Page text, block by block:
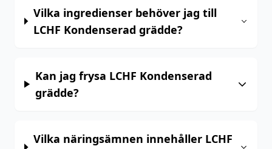
Vilka ingredienser behöver jag till
LCHF Kondenserad grädde?
Kan jag frysa LCHF Kondenserad
grädde?
Vilka näringsämnen innehåller LCHF